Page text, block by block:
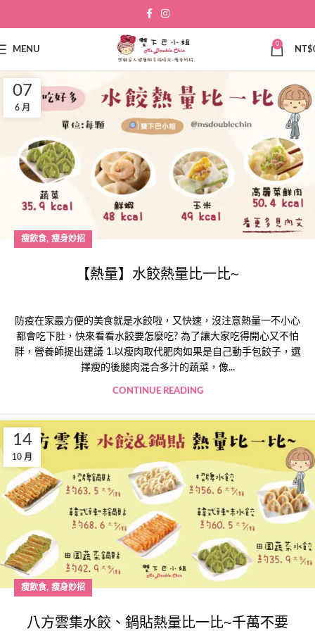
MENU
0
NT$
07
6 月
瘦飲食, 瘦身妙招
【熱量】水餃熱量比一比~
防疫在家最方便的美食就是水餃啦，又快速，沒注意熱量一不小心
都會吃下肚，快來看看水餃要怎麼吃? 為了讓大家吃得開心又不怕
胖，營養師提出建議 1.以瘦肉取代肥肉如果是自己動手包餃子，選
擇瘦的後腿肉混合多汁的蔬菜，像...
CONTINUE READING
14
10 月
瘦飲食, 瘦身妙招
八方雲集水餃、鍋貼熱量比一比~千萬不要